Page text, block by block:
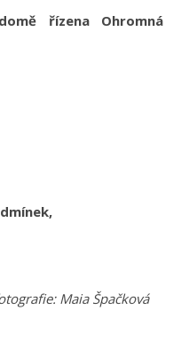
řízena Ohromná
Maia Špačková